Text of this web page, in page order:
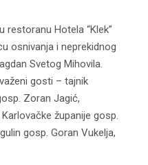
restoranu Hotela “Klek”
osnivanja i neprekidnog
Svetog Mihovila.
gosti – tajnik
Zoran Jagić,
županije gosp.
gosp. Goran Vukelja,